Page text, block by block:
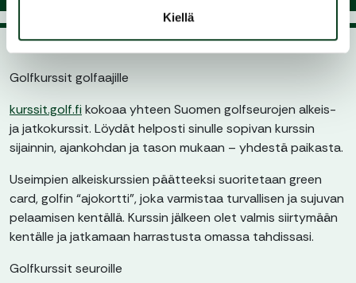
Kiellä
Golfkurssit golfaajille
kurssit.golf.fi kokoaa yhteen Suomen golfseurojen alkeis-
ja jatkokurssit. Löydät helposti sinulle sopivan kurssin
sijainnin, ajankohdan ja tason mukaan – yhdestä paikasta.
Useimpien alkeiskurssien päätteeksi suoritetaan green
card, golfin “ajokortti”, joka varmistaa turvallisen ja sujuvan
pelaamisen kentällä. Kurssin jälkeen olet valmis siirtymään
kentälle ja jatkamaan harrastusta omassa tahdissasi.
Golfkurssit seuroille